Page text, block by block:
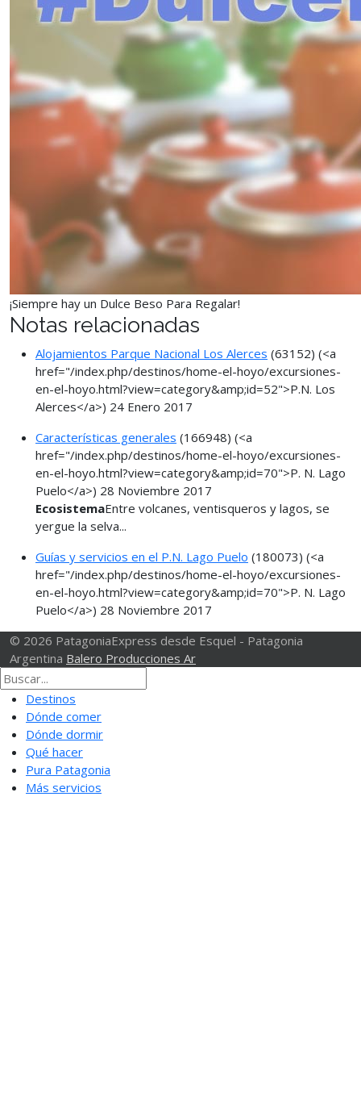
¡Siempre hay un Dulce Beso Para Regalar!
Notas relacionadas
Alojamientos Parque Nacional Los Alerces (63152) (<a
href="/index.php/destinos/home-el-hoyo/excursiones-
en-el-hoyo.html?view=category&amp;id=52">P.N. Los
Alerces</a>) 24 Enero 2017
Características generales (166948) (<a
href="/index.php/destinos/home-el-hoyo/excursiones-
en-el-hoyo.html?view=category&amp;id=70">P. N. Lago
Puelo</a>) 28 Noviembre 2017
EcosistemaEntre volcanes, ventisqueros y lagos, se
yergue la selva...
Guías y servicios en el P.N. Lago Puelo (180073) (<a
href="/index.php/destinos/home-el-hoyo/excursiones-
en-el-hoyo.html?view=category&amp;id=70">P. N. Lago
Puelo</a>) 28 Noviembre 2017
© 2026 PatagoniaExpress desde Esquel - Patagonia
Argentina Balero Producciones Ar
Destinos
Dónde comer
Dónde dormir
Qué hacer
Pura Patagonia
Más servicios